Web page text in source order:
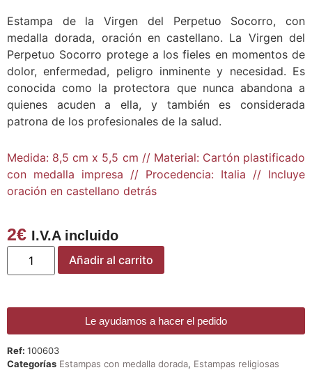
Estampa de la Virgen del Perpetuo Socorro, con
medalla dorada, oración en castellano. La Virgen del
Perpetuo Socorro protege a los fieles en momentos de
dolor, enfermedad, peligro inminente y necesidad. Es
conocida como la protectora que nunca abandona a
quienes acuden a ella, y también es considerada
patrona de los profesionales de la salud.
Medida: 8,5 cm x 5,5 cm // Material: Cartón plastificado
con medalla impresa // Procedencia: Italia // Incluye
oración en castellano detrás
2€ I.V.A incluido
Añadir al carrito
Le ayudamos a hacer el pedido
Ref: 100603
Categorías Estampas con medalla dorada, Estampas religiosas